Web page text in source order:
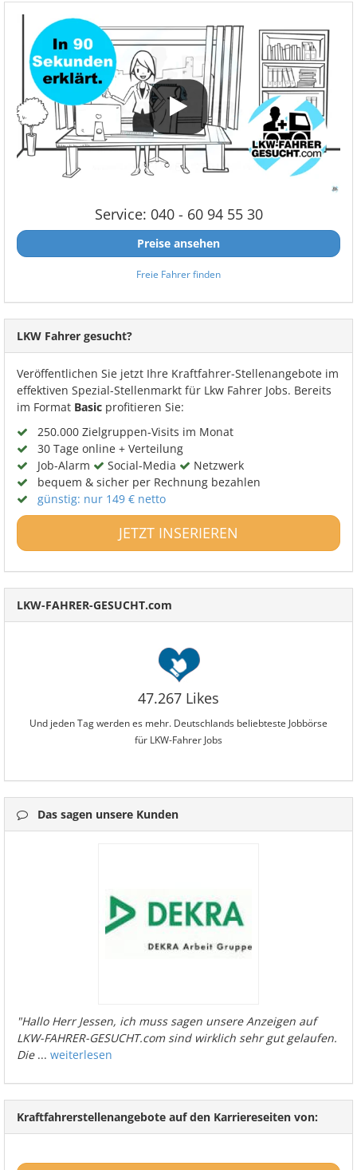
Service: 040 - 60 94 55 30
Preise ansehen
Freie Fahrer finden
LKW Fahrer gesucht?
Veröffentlichen Sie jetzt Ihre Kraftfahrer-Stellenangebote im
effektiven Spezial-Stellenmarkt für Lkw Fahrer Jobs. Bereits
im Format Basic profitieren Sie:
250.000 Zielgruppen-Visits im Monat
30 Tage online + Verteilung
Job-Alarm
Social-Media
Netzwerk
bequem & sicher per Rechnung bezahlen
günstig: nur 149 € netto
JETZT INSERIEREN
LKW-FAHRER-GESUCHT.com
47.267 Likes
Und jeden Tag werden es mehr. Deutschlands beliebteste Jobbörse
für LKW-Fahrer Jobs
Das sagen unsere Kunden
"Hallo Herr Jessen, ich muss sagen unsere Anzeigen auf
LKW-FAHRER-GESUCHT.com sind wirklich sehr gut gelaufen.
Die... weiterlesen
Kraftfahrerstellenangebote auf den Karriereseiten von: